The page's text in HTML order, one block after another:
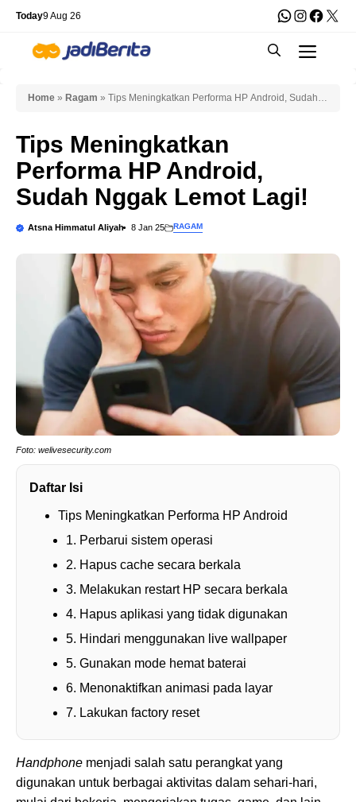
Skip
content
Today9 Aug 26 WhatsApp
X
Home » Ragam » Tips Meningkatkan Performa HP Android, Sudah
Tips Meningkatkan
Performa HP Android,
Sudah Nggak Lemot Lagi!
Atsna Himmatul Aliyah 8 Jan 25 RAGAM
Foto: welivesecurity.com
Daftar Isi
Tips Meningkatkan Performa HP Android
1. Perbarui sistem operasi
2. Hapus cache secara berkala
3. Melakukan restart HP secara berkala
4. Hapus aplikasi yang tidak digunakan
5. Hindari menggunakan live wallpaper
5. Gunakan mode hemat baterai
6. Menonaktifkan animasi pada layar
7. Lakukan factory reset
Handphone menjadi salah satu perangkat yang
digunakan untuk berbagai aktivitas dalam sehari-hari,